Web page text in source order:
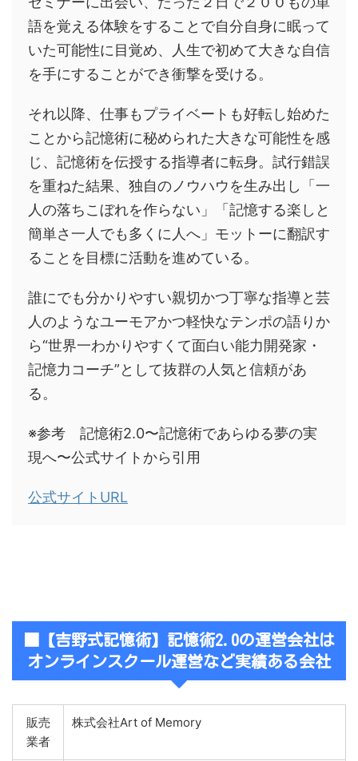
語を覚える体験をすることで自分自身に眠って
いた可能性に目覚め、人生で初めて大きな自信
を手にすることができ衝撃を受ける。
それ以降、仕事もプライベートも好転し始めた
ことから記憶術に秘められた大きな可能性を感
じ、記憶術を伝授する指導者に転身。試行錯誤
を重ねた結果、独自のノウハウを生み出し「一
人の落ちこぼれを作らない」「記憶する楽しと
簡単さ一人でも多くに人へ」モットーに翻訳す
ることを目標に活動を進めている。
誰にでも分かりやすい親切かつ丁寧な指導と芸
人のようなユーモアかつ軽快なテンポの語りか
ら“世界一わかりやすくて面白い能力開発家・
記憶力コーチ”として抜群の人気と信頼があ
る。
※参考 記憶術2.0〜記憶術であらゆる夢の実
現へ〜公式サイトから引用
公式サイトURL
■【吉野式記憶術】記憶術2.0の運営会社は
オンラインスクール運営など実績ある会社
販売
業者
株式会社Art of Memory